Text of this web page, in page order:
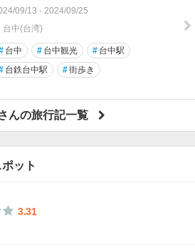
09/13 - 2024/09/25
台中(台湾)
台中 # 台中観光 # 台中駅
台鉄台中駅 #街歩き
んの旅行記一覧
ット
3.31